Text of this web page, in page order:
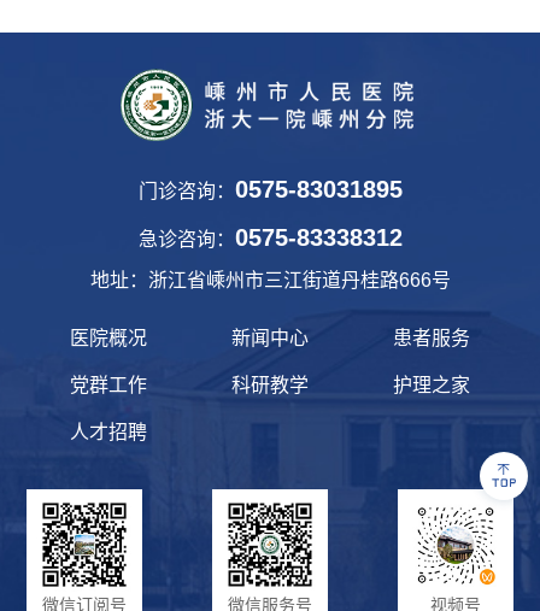
门诊咨询： 0575-83031895
急诊咨询： 0575-83338312
地址：浙江省嵊州市三江街道丹桂路666号
医院概况 新闻中心 患者服务
党群工作 科研教学 护理之家
人才招聘
微信订阅号 微信服务号 视频号